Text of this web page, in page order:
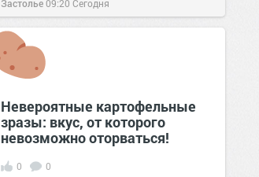
Застолье09:20 Сегодня
Невероятные картофельные
зразы: вкус, от которого
невозможно оторваться!
0 0